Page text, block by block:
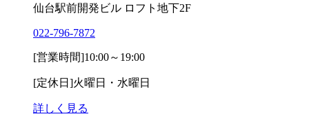
仙台駅前開発ビル ロフト地下2F
022-796-7872
[営業時間]10:00～19:00
[定休日]火曜日・水曜日
詳しく見る